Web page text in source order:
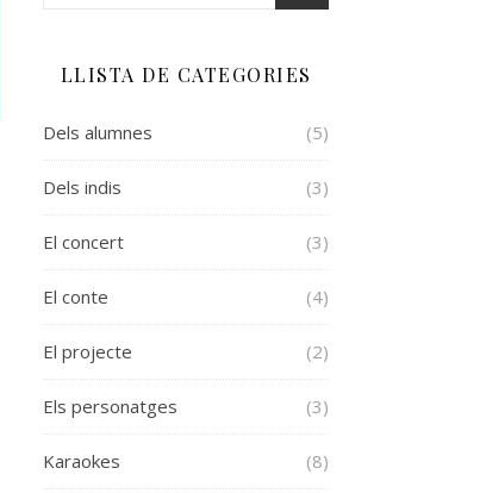
LLISTA DE CATEGORIES
Dels alumnes (5)
Dels indis (3)
El concert (3)
El conte (4)
El projecte (2)
Els personatges (3)
Karaokes (8)